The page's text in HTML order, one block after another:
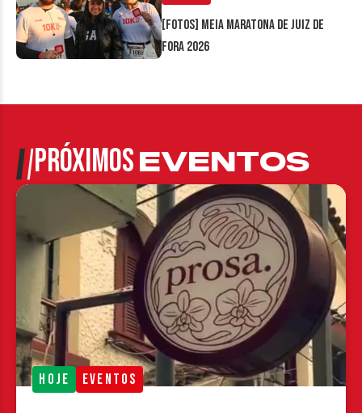
[FOTOS] Meia Maratona de Juiz de
Fora 2026
PRÓXIMOSEVENTOS
HOJE EVENTOS